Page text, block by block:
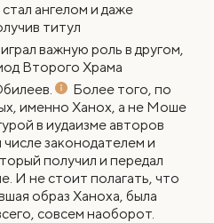
стал ангелом и даже
титул
важную роль в другом,
Второго Храма
Более того, по
именно Ханох, а не Моше
в иудаизме авторов
законодателем и
получил и передал
И не стоит полагать, что
образ Ханоха, была
совсем наоборот.